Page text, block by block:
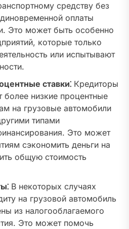
средству без
оплаты
Это может быть особенно
которые только
или испытывают
ставки⁚ Кредиторы
более низкие процентные
на грузовые автомобили
типами
Это может
сэкономить деньги на
общую стоимость
В некоторых случаях
на грузовой автомобиль
из налогооблагаемого
Это может помочь